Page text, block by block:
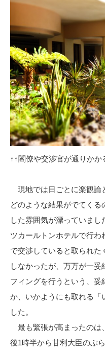
↑↑閣僚や交渉官が通りか
現地では日ごとに楽観論
どのような結果がでてくる
した雰囲気が漂っていま
ツカールトンホテルで行わ
で交渉していると取られた
しなかったが、万万が一
フィングを行うという、
か、いかようにも取れる「
した。
最も緊張が高まったのは
後1時半から甘利大臣のぶ